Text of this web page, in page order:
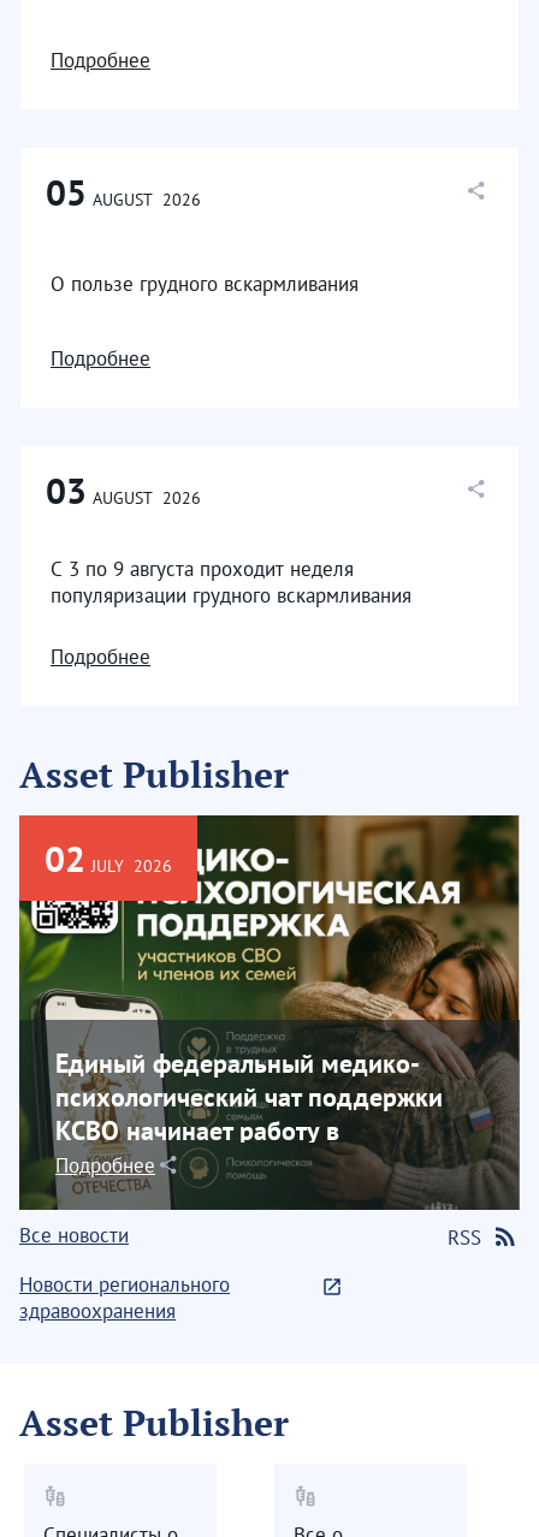
Подробнее
05 AUGUST 2026
О пользе грудного вскармливания
Подробнее
03 AUGUST 2026
С 3 по 9 августа проходит неделя
популяризации грудного вскармливания
Подробнее
Asset Publisher
02 JULY 2026
Единый федеральный медико-
психологический чат поддержки
КСВО начинает работу в
социальной сети...
Подробнее
Все новости
RSS
Новости регионального
здравоохранения
Asset Publisher
vaccines vaccines